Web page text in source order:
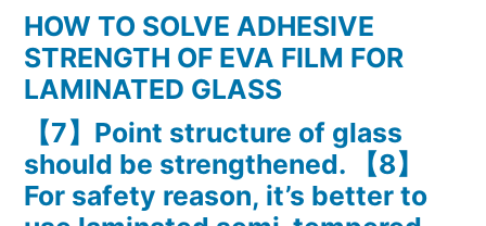
HOW TO SOLVE ADHESIVE
STRENGTH OF EVA FILM FOR
LAMINATED GLASS
【7】Point structure of glass
should be strengthened. 【8】
For safety reason, it’s better to